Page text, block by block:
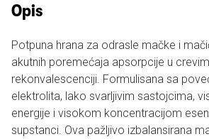
Opis
Potpuna hrana za odrasle mačke i
akutnih poremećaja apsorpcije u
rekonvalescenciji. Formulisana sa
elektrolita, lako svarljivim sastojcima,
energije i visokom koncentracijom
supstanci. Ova pažljivo izbalansirana